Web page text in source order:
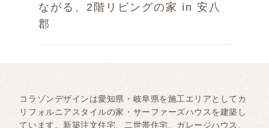
ながる、2階リビングの家 in 安八
郡
コラゾンデザインは愛知県・岐阜県を施工エリアとしてカ
リフォルニアスタイルの家・サーファーズハウスを建築し
ています。新築注文住宅、二世帯住宅、ガレージハウス、